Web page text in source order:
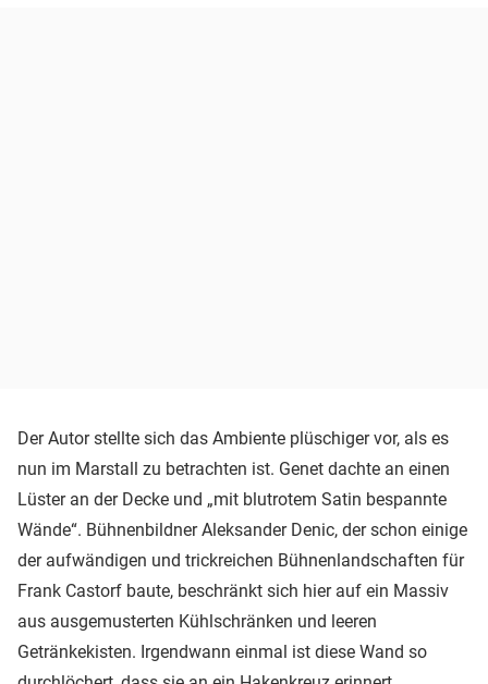
Der Autor stellte sich das Ambiente plüschiger vor, als es
nun im Marstall zu betrachten ist. Genet dachte an einen
Lüster an der Decke und „mit blutrotem Satin bespannte
Wände“. Bühnenbildner Aleksander Denic, der schon einige
der aufwändigen und trickreichen Bühnenlandschaften für
Frank Castorf baute, beschränkt sich hier auf ein Massiv
aus ausgemusterten Kühlschränken und leeren
Getränkekisten. Irgendwann einmal ist diese Wand so